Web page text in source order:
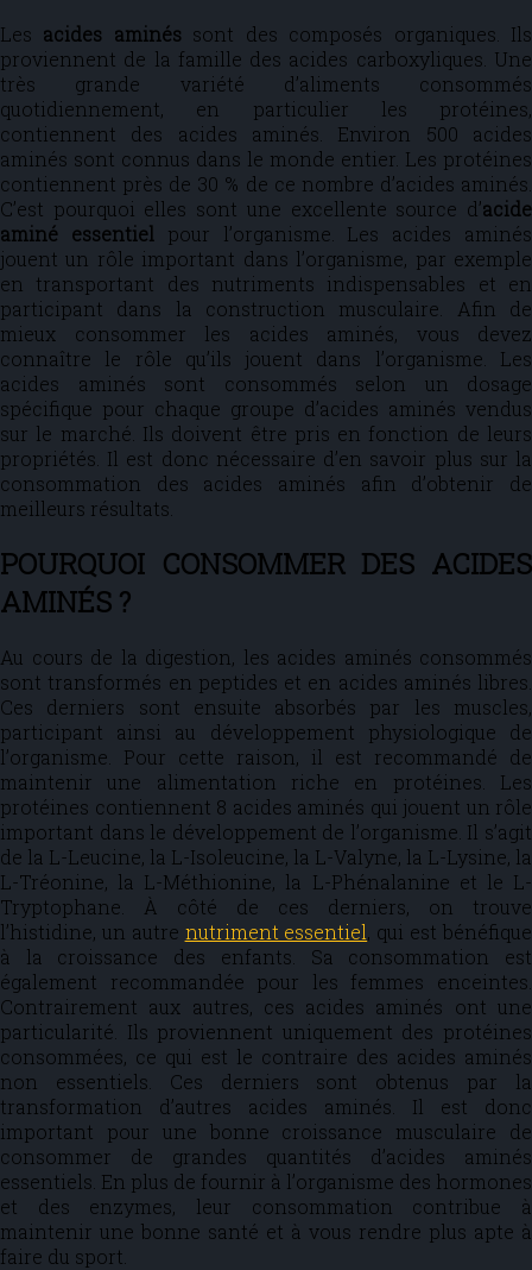
Les acides aminéssont des composés organiques. Ils
proviennent de la famille des acides carboxyliques. Une
très grande variété d’aliments consommés
quotidiennement, en particulier les protéines,
contiennent des acides aminés. Environ 500 acides
aminés sont connus dans le monde entier. Les protéines
contiennent près de 30 % de ce nombre d’acides aminés.
C’est pourquoi elles sont une excellente source d’acide
aminé essentiel
pour l’organisme. Les acides aminés
jouent un rôle important dans l’organisme, par exemple
en transportant des nutriments indispensables et en
participant dans la construction musculaire. Afin de
mieux consommer les acides aminés, vous devez
connaître le rôle qu’ils jouent dans l’organisme. Les
acides aminés sont consommés selon un dosage
spécifique pour chaque groupe d’acides aminés vendus
sur le marché. Ils doivent être pris en fonction de leurs
propriétés. Il est donc nécessaire d’en savoir plus sur la
consommation des acides aminés afin d’obtenir de
meilleurs résultats.
POURQUOI CONSOMMER DES ACIDES
AMINÉS ?
Au cours de la digestion, les acides aminés consommés
sont transformés en peptides et en acides aminés libres.
Ces derniers sont ensuite absorbés par les muscles,
participant ainsi au développement physiologique de
l’organisme. Pour cette raison, il est recommandé de
maintenir une alimentation riche en protéines. Les
protéines contiennent 8 acides aminés qui jouent un rôle
important dans le développement de l’organisme. Il s’agit
de la L-Leucine, la L-Isoleucine, la L-Valyne, la L-Lysine, la
L-Tréonine, la L-Méthionine, la L-Phénalanine et le L-
Tryptophane. À côté de ces derniers, on trouve
l’histidine, un autre nutriment essentiel, qui est bénéfique
à la croissance des enfants. Sa consommation est
également recommandée pour les femmes enceintes.
Contrairement aux autres, ces acides aminés ont une
particularité. Ils proviennent uniquement des protéines
consommées, ce qui est le contraire des acides aminés
non essentiels. Ces derniers sont obtenus par la
transformation d’autres acides aminés. Il est donc
important pour une bonne croissance musculaire de
consommer de grandes quantités d’acides aminés
essentiels. En plus de fournir à l’organisme des hormones
et des enzymes, leur consommation contribue à
maintenir une bonne santé et à vous rendre plus apte à
faire du sport.